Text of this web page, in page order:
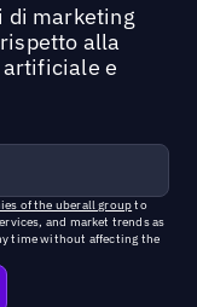
di marketing
alla
e
of the uberall groupto
and market trends as
time without affecting the